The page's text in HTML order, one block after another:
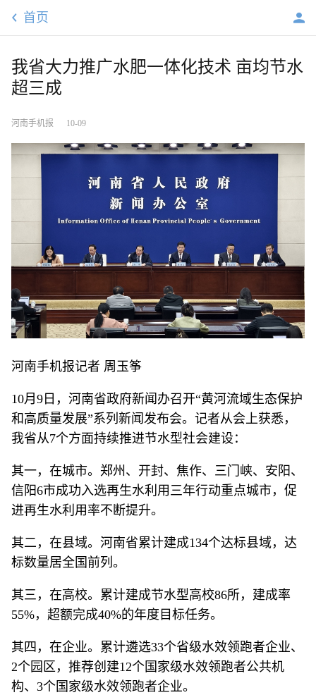
首页
我省大力推广水肥一体化技术 亩均节水
超三成
河南手机报 10-09
河南手机报记者 周玉筝
10月9日，河南省政府新闻办召开“黄河流域生态保护
和高质量发展”系列新闻发布会。记者从会上获悉，
我省从7个方面持续推进节水型社会建设：
其一，在城市。郑州、开封、焦作、三门峡、安阳、
信阳6市成功入选再生水利用三年行动重点城市，促
进再生水利用率不断提升。
其二，在县域。河南省累计建成134个达标县域，达
标数量居全国前列。
其三，在高校。累计建成节水型高校86所，建成率
55%，超额完成40%的年度目标任务。
其四，在企业。累计遴选33个省级水效领跑者企业、
2个园区，推荐创建12个国家级水效领跑者公共机
构、3个国家级水效领跑者企业。